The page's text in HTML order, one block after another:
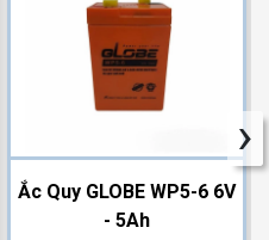
Ắc Quy GLOBE WP5-6 6V
- 5Ah
›